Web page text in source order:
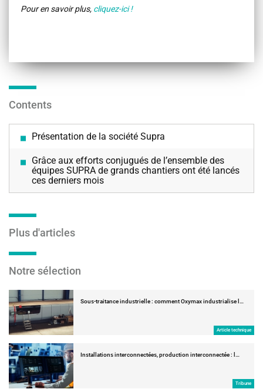
Pour en savoir plus, cliquez-ici !
Contents
Présentation de la société Supra
Grâce aux efforts conjugués de l’ensemble des
équipes SUPRA de grands chantiers ont été lancés
ces derniers mois
Plus d'articles
Notre sélection
Sous-traitance industrielle : comment Oxymax industrialise l…
Article technique
Installations interconnectées, production interconnectée : l…
Tribune